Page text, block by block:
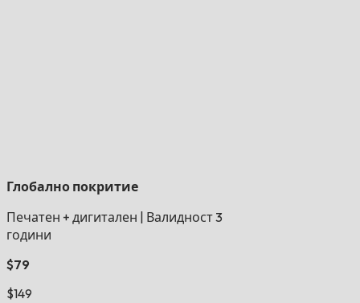
Глобално покритие
Печатен + дигитален
Валидност 3
години
$79
$149